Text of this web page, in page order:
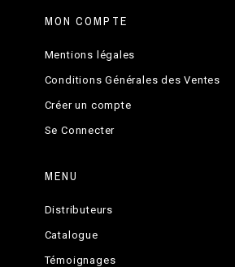
MON COMPTE
Mentions légales
Conditions Générales des Ventes
Créer un compte
Se Connecter
MENU
Distributeurs
Catalogue
Témoignages